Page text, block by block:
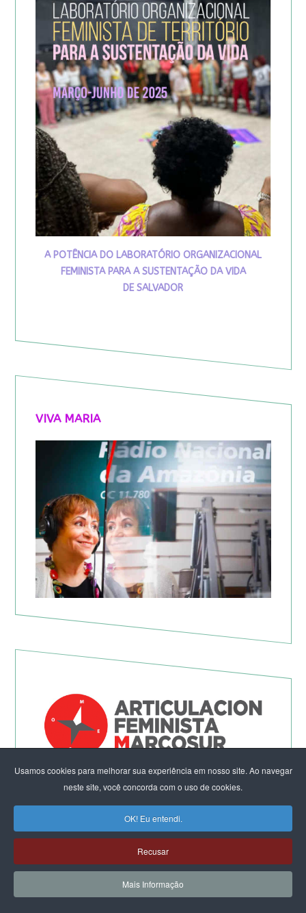
Usamos cookies para melhorar sua experiência em nosso site. Ao navegar
neste site, você concorda com o uso de cookies.
OK! Eu entendi.
Recusar
Mais Informação
A POTÊNCIA DO LABORATÓRIO ORGANIZACIONAL
FEMINISTA PARA A SUSTENTAÇÃO DA VIDA
DE SALVADOR
VIVA MARIA
Não à Guerra Imperialista!